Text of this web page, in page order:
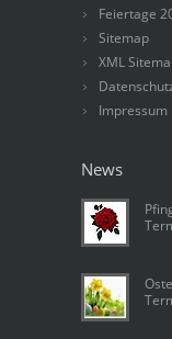
Feiertage
Sitemap
XML
Impressum
News